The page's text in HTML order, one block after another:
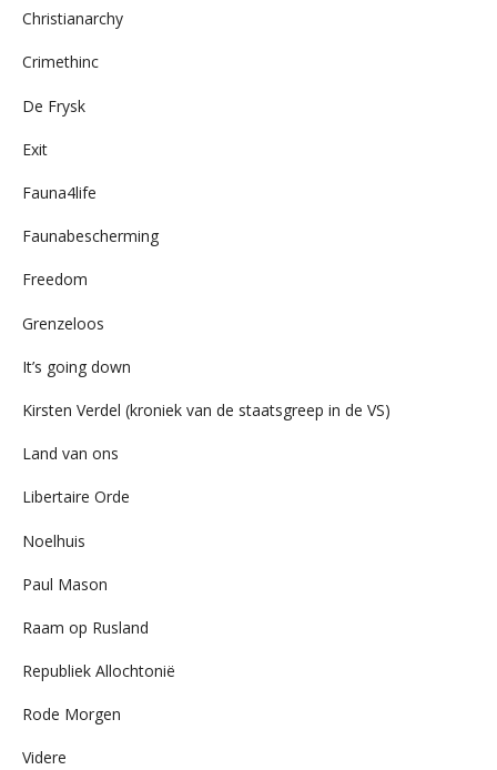
Christianarchy
Crimethinc
De Frysk
Exit
Fauna4life
Faunabescherming
Freedom
Grenzeloos
It’s going down
Kirsten Verdel (kroniek van de staatsgreep in de VS)
Land van ons
Libertaire Orde
Noelhuis
Paul Mason
Raam op Rusland
Republiek Allochtonië
Rode Morgen
Videre